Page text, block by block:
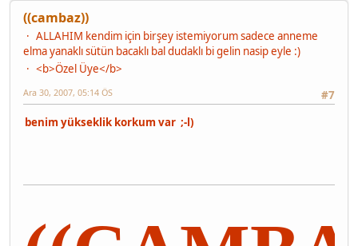
((cambaz))
ALLAHIM kendim için birşey istemiyorum sadece anneme
elma yanaklı sütün bacaklı bal dudaklı bi gelin nasip eyle :)
<b>Özel Üye</b>
#7
Ara 30, 2007, 05:14 ÖS
benim yükseklik korkum var ;-l)